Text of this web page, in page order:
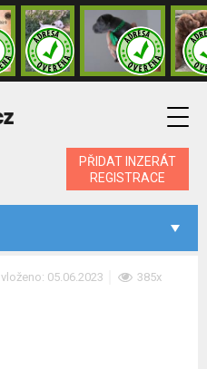
PŘIDAT INZERÁT
REGISTRACE
vloženo: 05.06.2023 385x